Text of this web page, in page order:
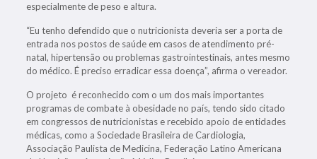
especialmente de peso e altura.
“Eu tenho defendido que o nutricionista deveria ser a porta de
entrada nos postos de saúde em casos de atendimento pré-
natal, hipertensão ou problemas gastrointestinais, antes mesmo
do médico. É preciso erradicar essa doença”, afirma o vereador.
O projeto é reconhecido com o um dos mais importantes
programas de combate à obesidade no país, tendo sido citado
em congressos de nutricionistas e recebido apoio de entidades
médicas, como a Sociedade Brasileira de Cardiologia,
Associação Paulista de Medicina, Federação Latino Americana